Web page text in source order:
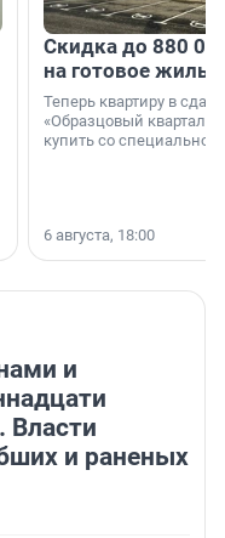
Скидка до 880
на готовое
Теперь квартиру в
«Образцовый квартал
купить со специальной
6 августа, 18:00
и
Власти
и раненых